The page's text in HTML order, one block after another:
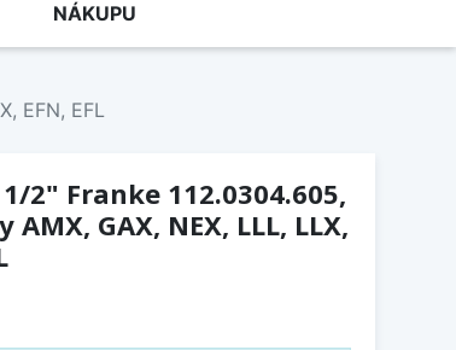
NÁKUPU
EFN, EFL
2" Franke 112.0304.605,
GAX, NEX, LLL, LLX,